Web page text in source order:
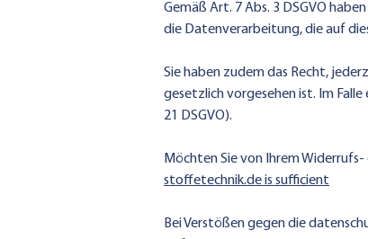
Gemäß Art. 7 Abs. 3 DSGVO
die Datenverarbeitung, die auf
Sie haben zudem das Recht,
gesetzlich vorgesehen ist. Im
21 DSGVO).
Möchten Sie von Ihrem
stoffetechnik.de is sufficient
Bei Verstößen gegen die